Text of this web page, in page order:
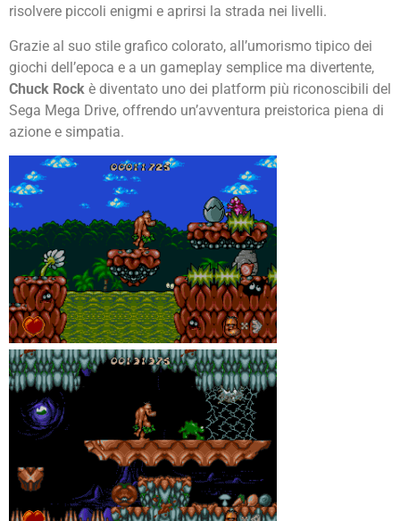
risolvere piccoli enigmi e aprirsi la strada nei livelli.
Grazie al suo stile grafico colorato, all’umorismo tipico dei
giochi dell’epoca e a un gameplay semplice ma divertente,
Chuck Rock è diventato uno dei platform più riconoscibili del
Sega Mega Drive, offrendo un’avventura preistorica piena di
azione e simpatia.